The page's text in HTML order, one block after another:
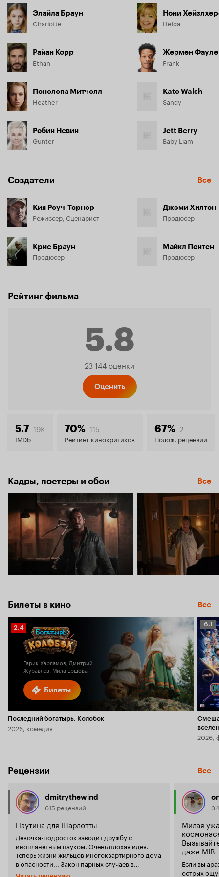
Элайла Браун
Charlotte
Райан Корр
Ethan
Пенелопа Митчелл
Heather
Робин Невин
Gunter
Нони
Helga
Жермен
Frank
Kate Walsh
Sandy
Jett Berry
Baby Liam
Создатели Все
Кия Роуч-Тернер
Режиссёр, Сценарист
Крис Браун
Продюсер
Джэми Хилтон
Продюсер
Майкл Понтен
Продюсер
Рейтинг фильма
5.8
Рейтинг
5.8
23 144 оценки
Оценить
5.7 19K
IMDb
70% 115
Рейтинг кинокритиков
67% 2
Полож. рецензии
Кадры, постеры и обои Все
Билеты в кино Все
Билеты
Рейтинг
Кинопоиска
2.4
Гарик Харламов, Дмитрий
Журавлев, Мила Ершова
Последний богатырь. Колобок
2026, комедия
6.1
6.1
2026,
Рецензии Все
dmitrythewind
615 рецензий
Паутина для Шарлотты
Девочка-подросток заводит дружбу с
инопланетным пауком. Очень плохая идея.
Теперь жизни жильцов многоквартирного дома
в опасности... Закон парных случаев в
действии - только что в прокате был 'паучий'
Милая
даже MIB
Если вы
острых